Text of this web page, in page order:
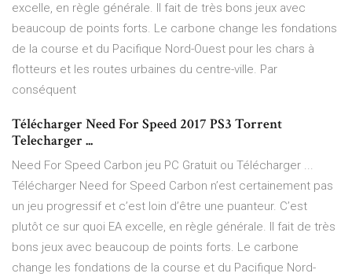
excelle, en règle générale. Il fait de très bons jeux avec
beaucoup de points forts. Le carbone change les fondations
de la course et du Pacifique Nord-Ouest pour les chars à
flotteurs et les routes urbaines du centre-ville. Par
conséquent
Télécharger Need For Speed 2017 PS3 Torrent
Telecharger ...
Need For Speed Carbon jeu PC Gratuit ou Télécharger ...
Télécharger Need for Speed Carbon n’est certainement pas
un jeu progressif et c’est loin d’être une puanteur. C’est
plutôt ce sur quoi EA excelle, en règle générale. Il fait de très
bons jeux avec beaucoup de points forts. Le carbone
change les fondations de la course et du Pacifique Nord-